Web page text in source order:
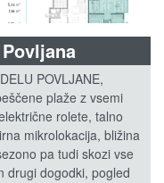
POVLJANE,
plaže z vsemi
rolete, talno
mikrolokacija, bližina
pa tudi skozi vse
drugi dogodki, pogled